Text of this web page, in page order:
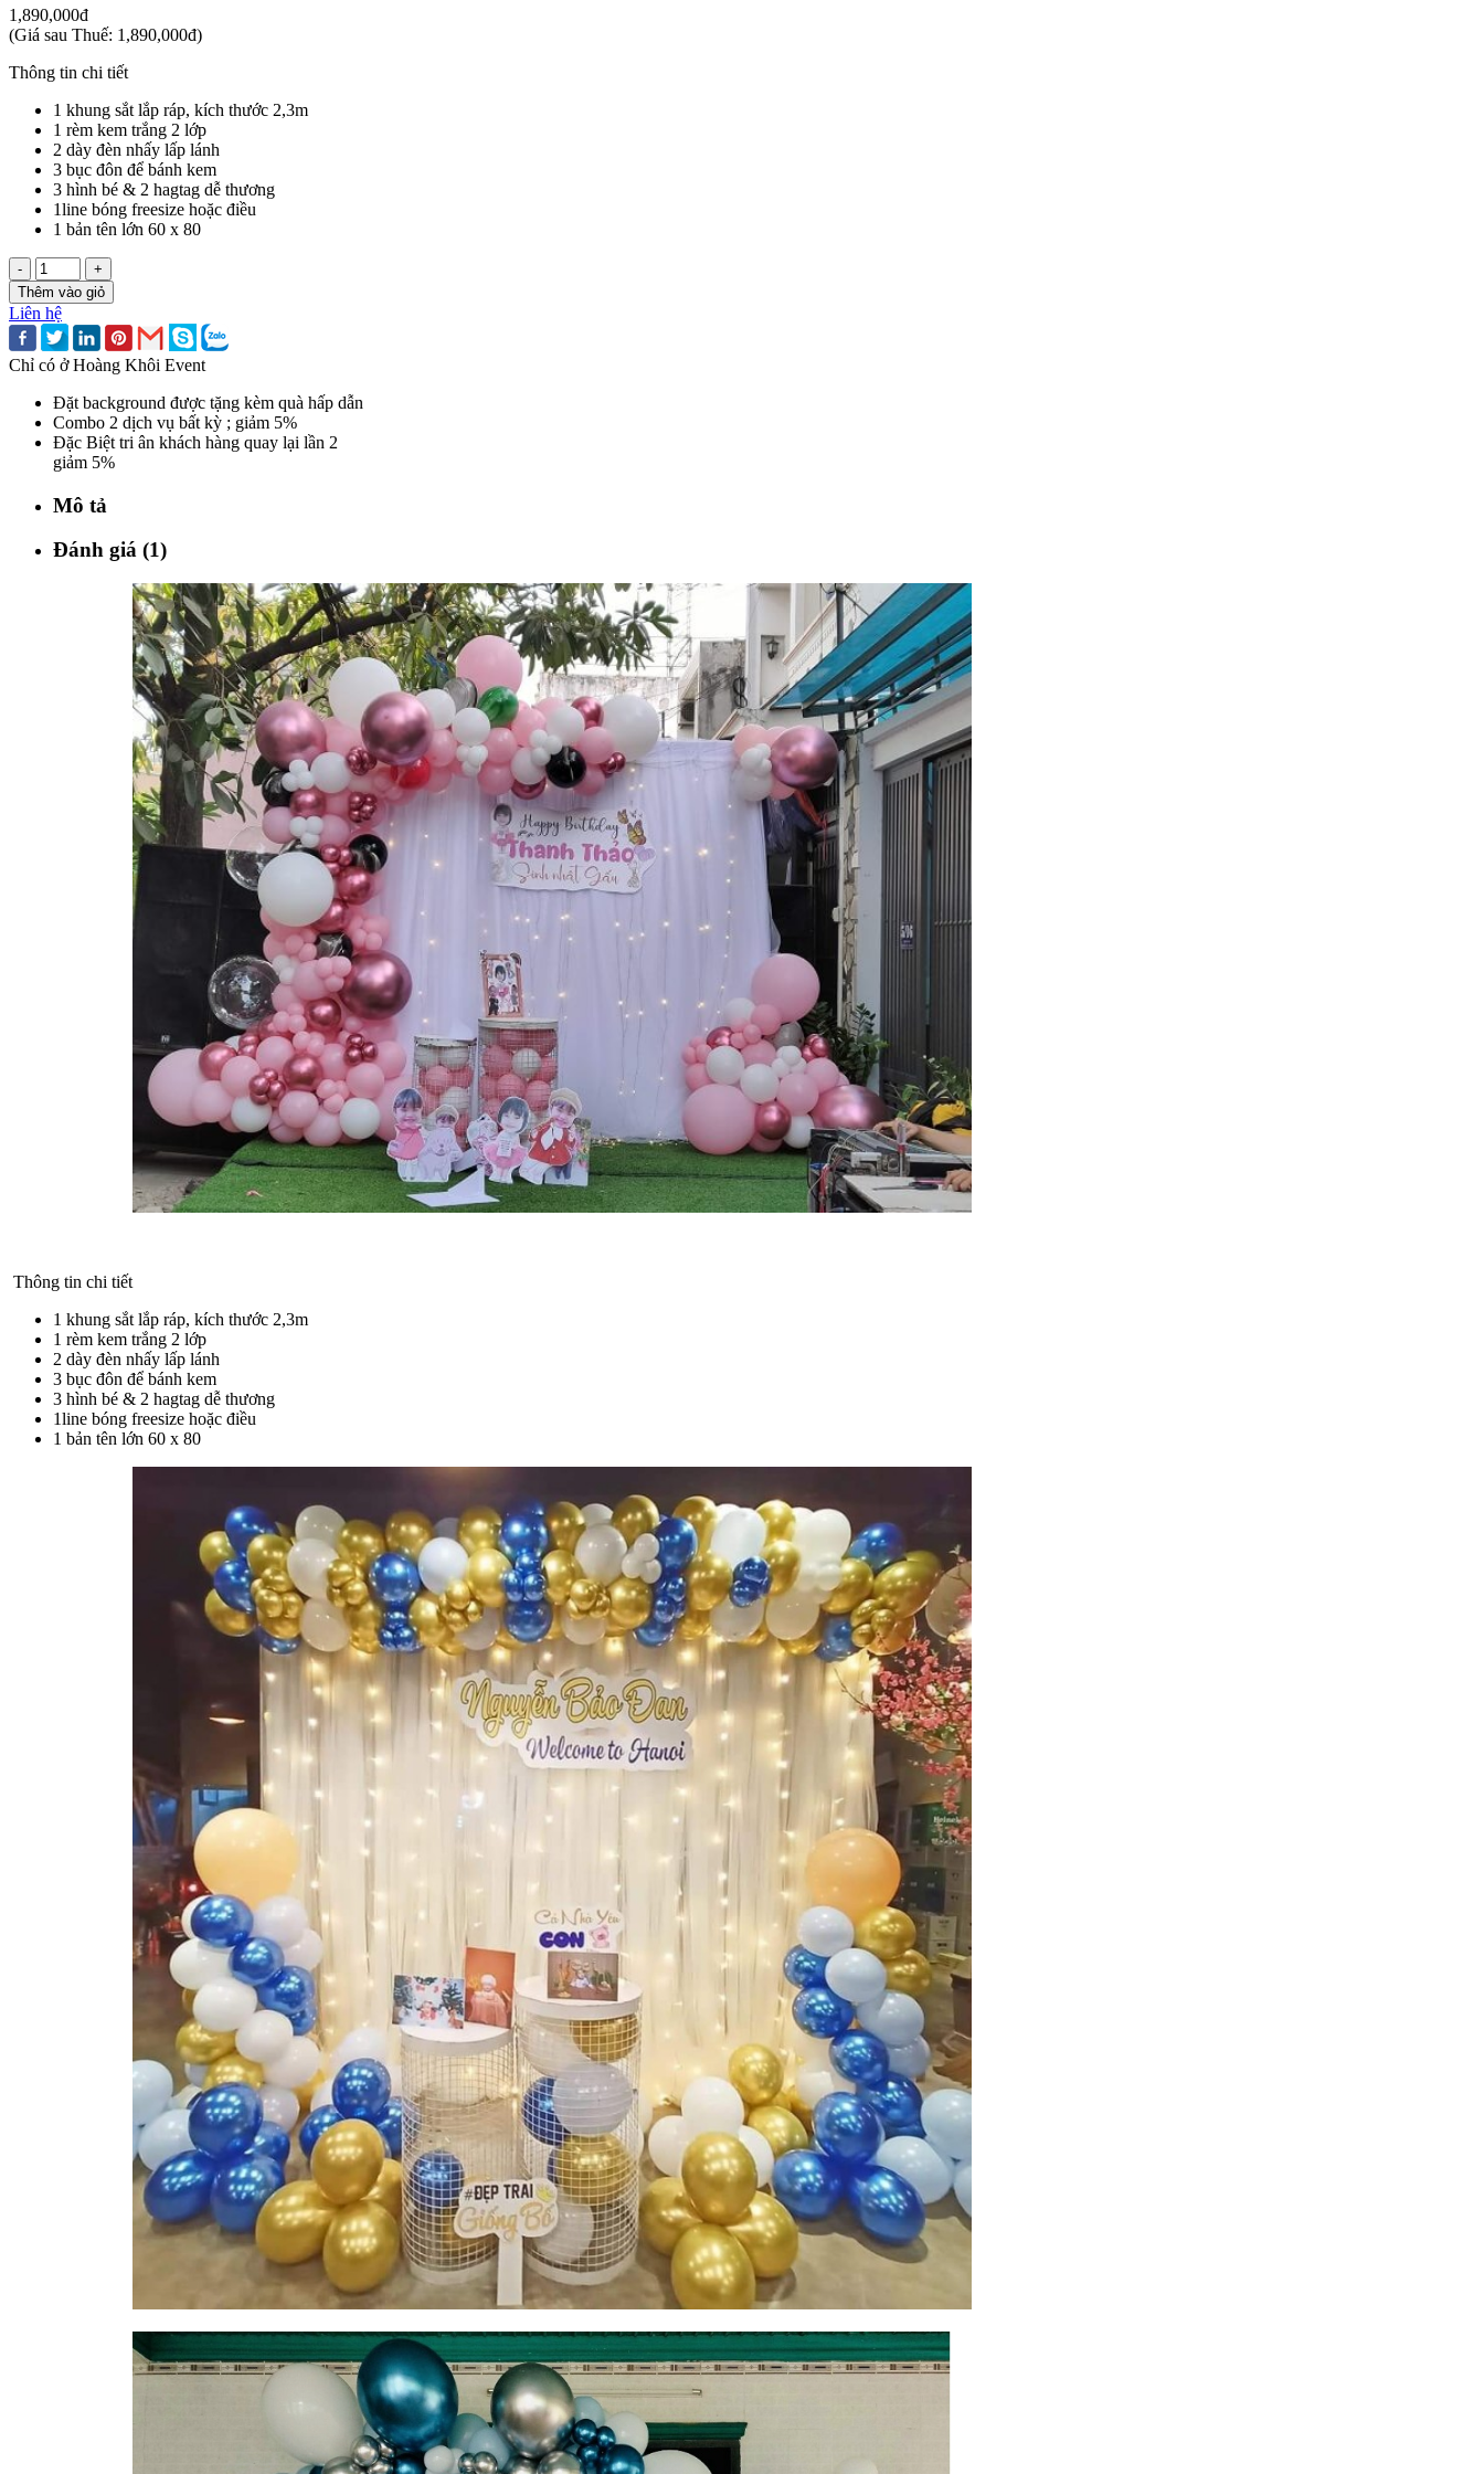
1,890,000đ
(Giá sau Thuế: 1,890,000đ)
Thông tin chi tiết
1 khung sắt lắp ráp, kích thước 2,3m
1 rèm kem trắng 2 lớp
2 dày đèn nhấy lấp lánh
3 bục đôn để bánh kem
3 hình bé & 2 hagtag dễ thương
1line bóng freesize hoặc điều
1 bản tên lớn 60 x 80
-
+
Thêm vào giỏ
Liên hệ
Chỉ có ở Hoàng Khôi Event
Đặt background được tặng kèm quà hấp dẫn
Combo 2 dịch vụ bất kỳ ; giảm 5%
Đặc Biệt tri ân khách hàng quay lại lần 2
giảm 5%
Mô tả
Đánh giá (1)
Thông tin chi tiết
1 khung sắt lắp ráp, kích thước 2,3m
1 rèm kem trắng 2 lớp
2 dày đèn nhấy lấp lánh
3 bục đôn để bánh kem
3 hình bé & 2 hagtag dễ thương
1line bóng freesize hoặc điều
1 bản tên lớn 60 x 80